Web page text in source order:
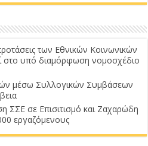
των Εθνικών Κοινωνικών
στο υπό διαμόρφωση νομοσχέδιο
μέσω Συλλογικών Συμβάσεων
ΣΣΕ σε Επισιτισμό και Ζαχαρώδη
εργαζόμενους